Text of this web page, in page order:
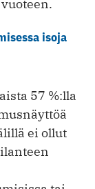
isoja
57 %:lla
ei ollut